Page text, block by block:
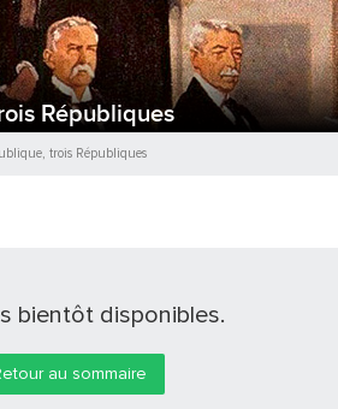
Républiques
trois Républiques
bientôt disponibles.
au sommaire